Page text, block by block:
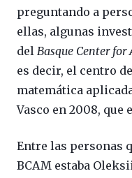
preguntando a
ellas, algunas
del Basque Center
es decir, el centro
matemática
Vasco en 2008, que
Entre las personas
BCAM estaba